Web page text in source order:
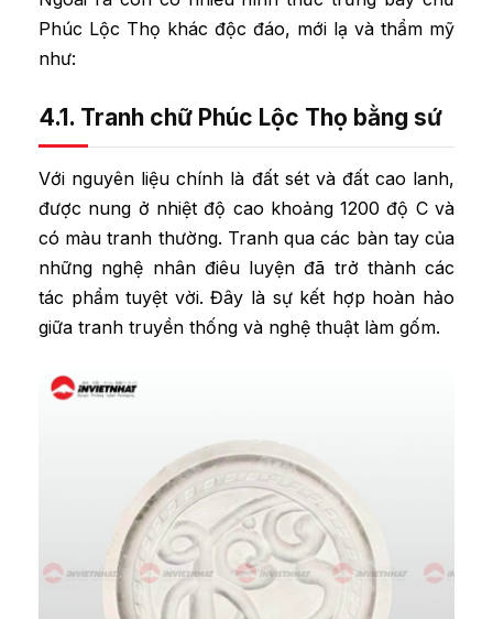
Phúc Lộc Thọ khác độc đáo, mới lạ và thẩm mỹ
như:
4.1. Tranh chữ Phúc Lộc Thọ bằng sứ
Với nguyên liệu chính là đất sét và đất cao lanh,
được nung ở nhiệt độ cao khoảng 1200 độ C và
có màu tranh thường. Tranh qua các bàn tay của
những nghệ nhân điêu luyện đã trở thành các
tác phẩm tuyệt vời. Đây là sự kết hợp hoàn hảo
giữa tranh truyền thống và nghệ thuật làm gốm.